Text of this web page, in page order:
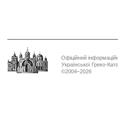
Офіційний
Української Греко-
©2004–2026